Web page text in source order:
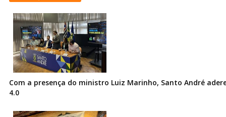
Com a presença do ministro Luiz Marinho, Santo André
4.0